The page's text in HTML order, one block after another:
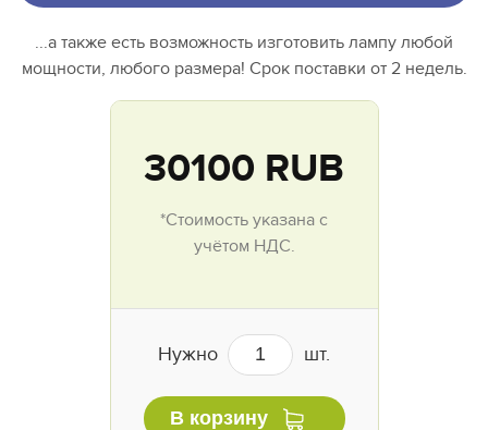
...а также есть возможность изготовить лампу любой
мощности, любого размера! Срок поставки от 2 недель.
30100 RUB
*Стоимость указана с
учётом НДС.
Нужно шт.
В корзину